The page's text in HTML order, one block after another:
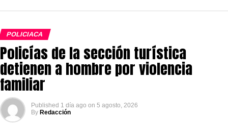
POLICIACA
Policías de la sección turística
detienen a hombre por violencia
familiar
Published 1 día ago on 5 agosto, 2026
By Redacción